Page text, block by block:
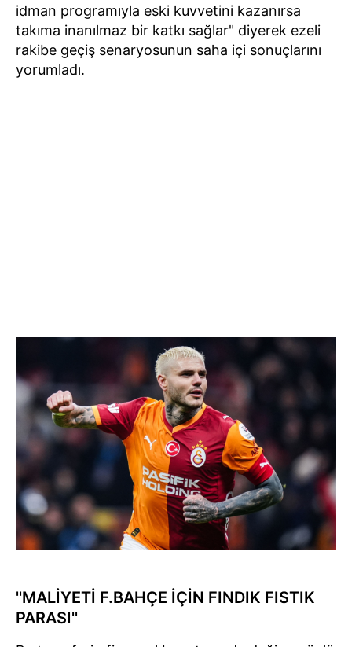
idman programıyla eski kuvvetini kazanırsa
takıma inanılmaz bir katkı sağlar" diyerek ezeli
rakibe geçiş senaryosunun saha içi sonuçlarını
yorumladı.
''MALİYETİ F.BAHÇE İÇİN FINDIK FISTIK
PARASI''